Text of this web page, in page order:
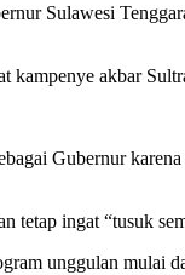
Sulawesi
kampenye akbar
Gubernur
tetap ingat “tusuk
unggulan mulai